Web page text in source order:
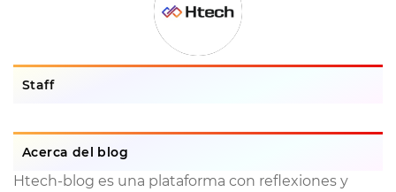
Staff
Acerca del blog
Htech-blog es una plataforma con reflexiones y